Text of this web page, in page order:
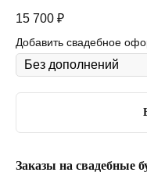
15 700 ₽
Добавить свадебное
Заказы на свадебные